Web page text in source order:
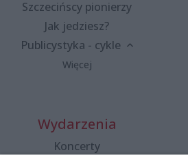
Szczecińscy pionierzy
Jak jedziesz?
Publicystyka - cykle
Więcej
Wydarzenia
Koncerty